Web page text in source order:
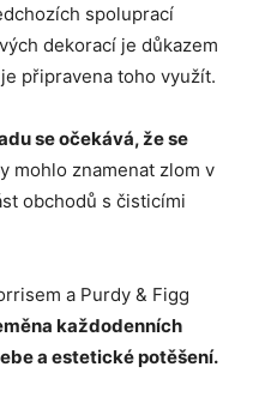
spoluprací
dekorací je důkazem
připravena toho využít.
se očekává, že se
mohlo znamenat zlom v
obchodů s čisticími
a Purdy & Figg
každodenních
a estetické potěšení.